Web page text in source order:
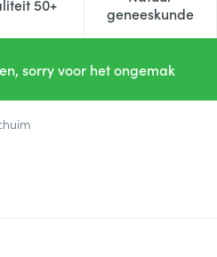
categorie
Zwangerschap en kinderen
50+
Toon submenu voor Vitaliteit
geneeskunde
Toon
sorry voor het ongemak